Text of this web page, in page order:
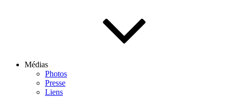
Médias
Photos
Presse
Liens